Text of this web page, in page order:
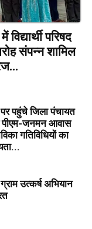
परिषद
संपन्न शामिल
पहुंचे जिला पंचायत
जनमन आवास
गतिविधियों का
उत्कर्ष अभियान